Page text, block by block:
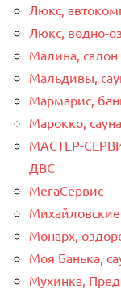
Люкс,
Люкс, водно-
Малина, салон
Мальдивы,
Мармарис,
Марокко, сауна
МАСТЕР-
ДВС
МегаСервис
Монарх,
Моя Банька,
Мухинка,